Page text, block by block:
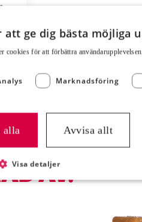
g
AV:
att ge dig bästa möjliga
cookies för att för­bättra användar­upplevelsen.
Marknadsföring
alla Avvisa allt
Visa detaljer